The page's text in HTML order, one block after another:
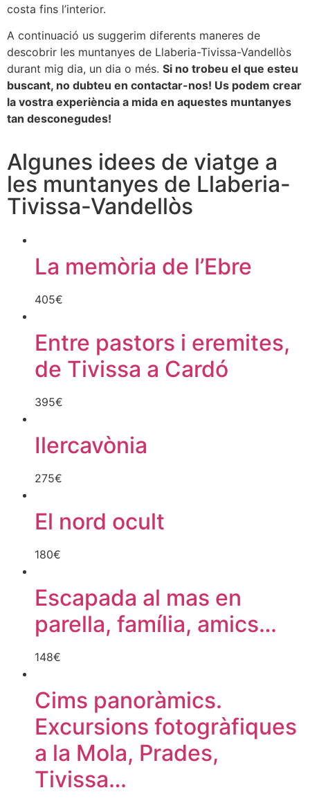
costa fins l’interior.
A continuació us suggerim diferents maneres de
descobrir les muntanyes de Llaberia-Tivissa-Vandellòs
durant mig dia, un dia o més. Si no trobeu el que esteu
buscant, no dubteu en contactar-nos! Us podem crear
la vostra experiència a mida en aquestes muntanyes
tan desconegudes!
Algunes idees de viatge a
les muntanyes de Llaberia-
Tivissa-Vandellòs
La memòria de l’Ebre
405€
Entre pastors i eremites,
de Tivissa a Cardó
395€
Ilercavònia
275€
El nord ocult
180€
Escapada al mas en
parella, família, amics…
148€
Cims panoràmics.
Excursions fotogràfiques
a la Mola, Prades,
Tivissa…